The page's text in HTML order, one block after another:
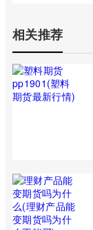
相关推荐